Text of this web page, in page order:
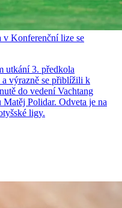
v Konferenční lize se
utkání 3. předkola
výrazně se přiblížili k
do vedení Vachtang
Polidar. Odveta je na
ligy.